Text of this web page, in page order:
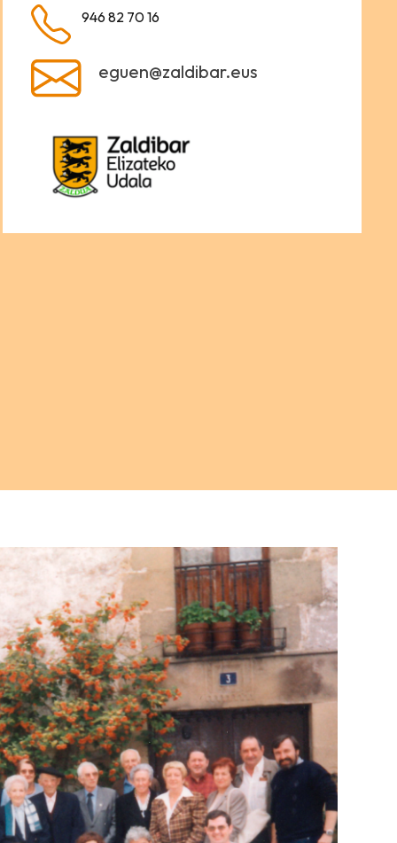
946 82 70 16
eguen@zaldibar.eus